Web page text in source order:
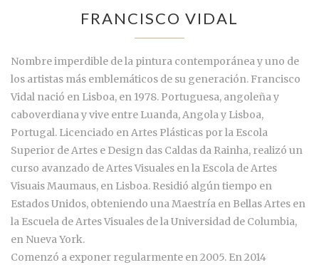
FRANCISCO VIDAL
Nombre imperdible de la pintura contemporánea y uno de
los artistas más emblemáticos de su generación. Francisco
Vidal nació en Lisboa, en 1978. Portuguesa, angoleña y
caboverdiana y vive entre Luanda, Angola y Lisboa,
Portugal. Licenciado en Artes Plásticas por la Escola
Superior de Artes e Design das Caldas da Rainha, realizó un
curso avanzado de Artes Visuales en la Escola de Artes
Visuais Maumaus, en Lisboa. Residió algún tiempo en
Estados Unidos, obteniendo una Maestría en Bellas Artes en
la Escuela de Artes Visuales de la Universidad de Columbia,
en Nueva York.
Comenzó a exponer regularmente en 2005. En 2014